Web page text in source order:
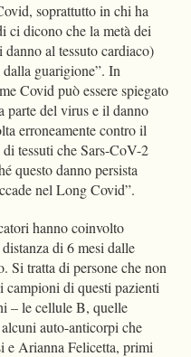
soprattutto in chi ha
ci dicono che la metà dei
al tessuto cardiaco)
dalla guarigione”. In
Covid può essere spiegato
parte del virus e il danno
erroneamente contro il
tessuti che Sars-CoV-2
questo danno persista
nel Long Covid”.
hanno coinvolto
di 6 mesi dalle
Si tratta di persone che non
campioni di questi pazienti
– le cellule B, quelle
auto-anticorpi che
e Arianna Felicetta, primi